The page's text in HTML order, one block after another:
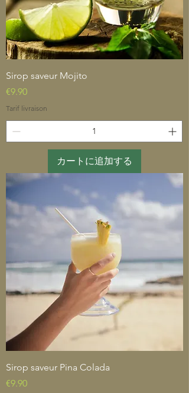
Sirop saveur Mojito
価格
€9.90
Tarif livraison
カートに追加する
Sirop saveur Pina Colada
価格
€9.90